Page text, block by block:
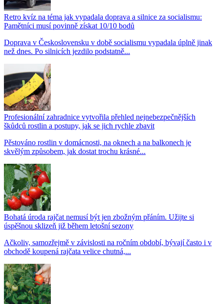
Retro kvíz na téma jak vypadala doprava a silnice za socialismu:
Pamětníci musí povinně získat 10/10 bodů
Doprava v Československu v době socialismu vypadala úplně jinak
než dnes. Po silnicích jezdilo podstatně...
Profesionální zahradnice vytvořila přehled nejnebezpečnějších
škůdců rostlin a postupy, jak se jich rychle zbavit
Pěstováno rostlin v domácnosti, na oknech a na balkonech je
skvělým způsobem, jak dostat trochu krásné...
Bohatá úroda rajčat nemusí být jen zbožným přáním. Užijte si
úspěšnou sklizeň již během letošní sezony
Ačkoliv, samozřejmě v závislosti na ročním období, bývají často i v
obchodě koupená rajčata velice chutná,...